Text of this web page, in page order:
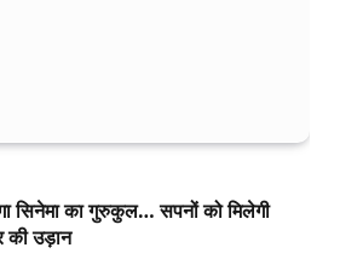
सिनेमा का गुरुकुल… सपनों को मिलेगी
की उड़ान